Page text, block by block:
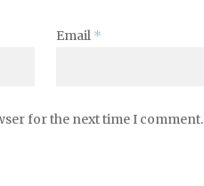
Email *
for the next time I comment.